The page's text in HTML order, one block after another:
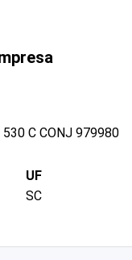
530 C CONJ 979980
UF
SC